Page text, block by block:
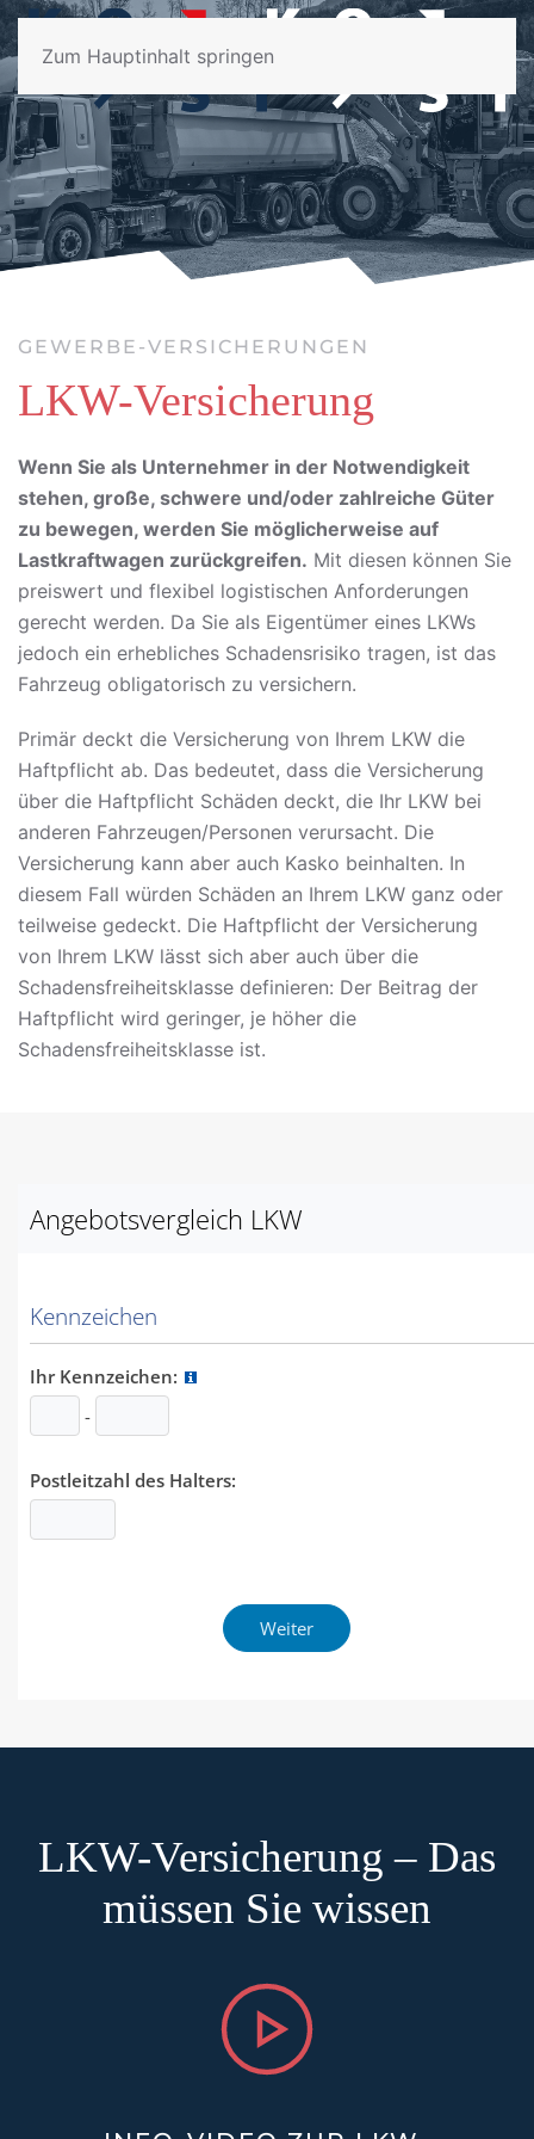
Zum Hauptinhalt springen
GEWERBE-VERSICHERUNGEN
LKW-Versicherung
Wenn Sie als Unternehmer in der Notwendigkeit
stehen, große, schwere und/oder zahlreiche Güter
zu bewegen, werden Sie möglicherweise auf
Lastkraftwagen zurückgreifen. Mit diesen können Sie
preiswert und flexibel logistischen Anforderungen
gerecht werden. Da Sie als Eigentümer eines LKWs
jedoch ein erhebliches Schadensrisiko tragen, ist das
Fahrzeug obligatorisch zu versichern.
Primär deckt die Versicherung von Ihrem LKW die
Haftpflicht ab. Das bedeutet, dass die Versicherung
über die Haftpflicht Schäden deckt, die Ihr LKW bei
anderen Fahrzeugen/Personen verursacht. Die
Versicherung kann aber auch Kasko beinhalten. In
diesem Fall würden Schäden an Ihrem LKW ganz oder
teilweise gedeckt. Die Haftpflicht der Versicherung
von Ihrem LKW lässt sich aber auch über die
Schadensfreiheitsklasse definieren: Der Beitrag der
Haftpflicht wird geringer, je höher die
Schadensfreiheitsklasse ist.
LKW-Versicherung – Das
müssen Sie wissen